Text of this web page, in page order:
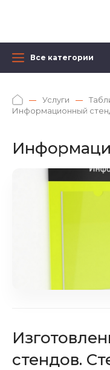
Все категории
Услуги
Информационный
стендов.